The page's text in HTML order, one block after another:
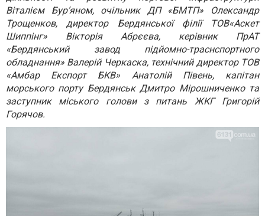
Віталієм Бур’яном, очільник ДП «БМТП» Олександр
Трощенков, директор Бердянської філії ТОВ«Аскет
Шиппінг» Вікторія Абрєєва, керівник ПрАТ
«Бердянський завод підйомно-траснспортного
обладнання» Валерій Черкаска, технічний директор ТОВ
«Амбар Експорт БКВ» Анатолій Півень, капітан
морського порту Бердянськ Дмитро Мірошниченко та
заступник міського голови з питань ЖКГ Григорій
Горячов.